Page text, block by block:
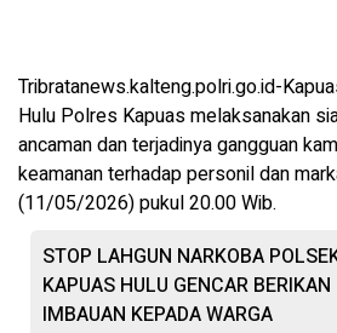
Tribratanews.kalteng.polri.go.id-
Hulu Polres Kapuas melaksanakan
ancaman dan terjadinya gangguan
keamanan terhadap personil dan
(11/05/2026) pukul 20.00 Wib.
STOP LAHGUN NARKOBA
KAPUAS HULU GENCAR BERIKAN
IMBAUAN KEPADA WARGA